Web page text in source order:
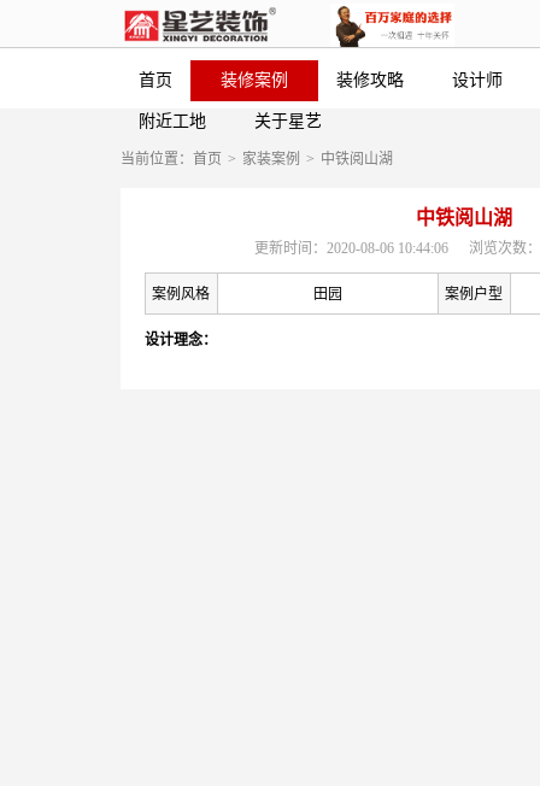
首页 装修案例 装修攻略 设计师
附近工地 关于星艺
当前位置： 首页 > 家装案例 > 中铁阅山湖
中铁阅山湖
更新时间：2020-08-06 10:44:06 浏览次数
案例风格 田园 案例户型
设计理念：